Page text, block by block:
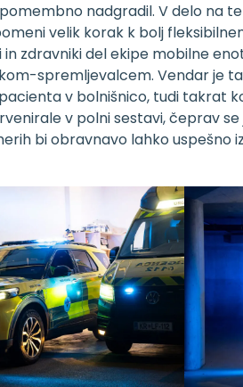
nadgradil. V delo na
velik korak k bolj
zdravniki del ekipe mobilne
spremljevalcem. Vendar je
v bolnišnico, tudi takrat
v polni sestavi, čeprav
bi obravnavo lahko